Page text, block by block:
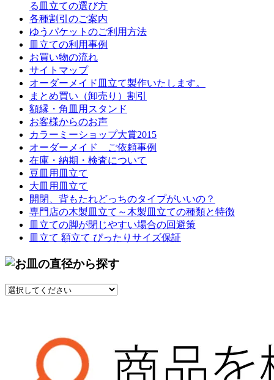
る皿立ての選び方
各種割引のご案内
ゆうパケットのご利用方法
皿立ての利用事例
お買い物の流れ
サイトマップ
オーダーメイド皿立て製作いたします。
まとめ買い（卸売り）割引
額縁・角皿用スタンド
お客様からのお声
カラーミーショップ大賞2015
オーダーメイド ご依頼事例
在庫・納期・検査について
豆皿用皿立て
大皿用皿立て
開閉、背もたれどっちのタイプがいいの？
専門店の木製皿立て～木製皿立ての種類と特徴
皿立ての脚が閉じやすい場合の回避策
皿立て 額立て ぴったりサイズ保証